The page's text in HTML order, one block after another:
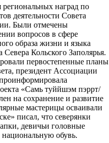
наград по
деятельности Совета
Были отмечены
вопросов в сфере
образа жизни и языка
Кольского Заполярья.
первостепенные планы
президент Ассоциации
«Самь туййшэм пэррт/
на сохранение и развитие
мастерицы осваивали
писал, что северянки
девичьи головные
обувь.